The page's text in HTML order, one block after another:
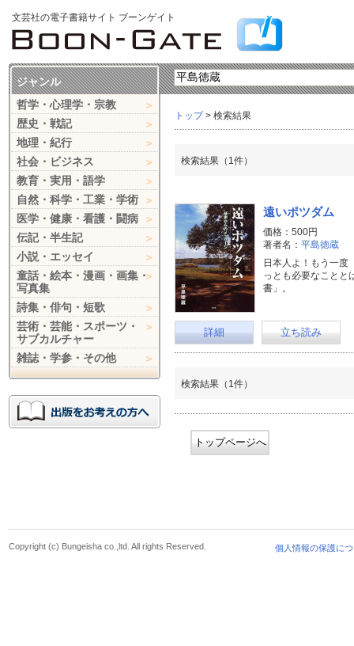
文芸社の電子書籍サイト ブーンゲイト
トップ> 検索結果
検索結果（1件）
遠いポツダム
価格：500円
著者名： 平島徳蔵
日本人よ！もう一度
っとも必要なことと
書」。
詳細 立ち読み
検索結果（1件）
トップページへ
ジャンル
哲学・心理学・宗教
歴史・戦記
地理・紀行
社会・ビジネス
教育・実用・語学
自然・科学・工業・学術
医学・健康・看護・闘病
伝記・半生記
小説・エッセイ
童話・絵本・漫画・画集・
写真集
詩集・俳句・短歌
芸術・芸能・スポーツ・
サブカルチャー
雑誌・学参・その他
個人情報の保護に
Copyright (c) Bungeisha co.,ltd. All rights Reserved.